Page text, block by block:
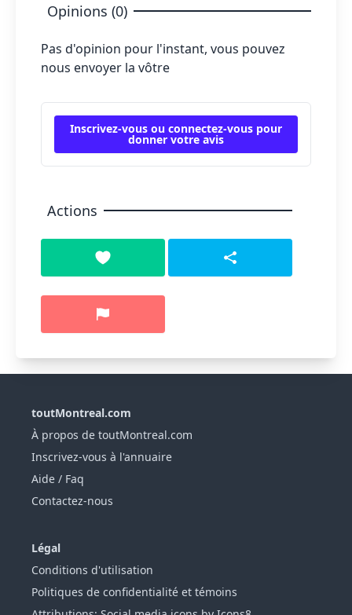
Opinions (0)
Pas d'opinion pour l'instant, vous pouvez
nous envoyer la vôtre
Inscrivez-vous ou connectez-vous pour
donner votre avis
Actions
toutMontreal.com
À propos de toutMontreal.com
Inscrivez-vous à l'annuaire
Aide / Faq
Contactez-nous
Légal
Conditions d'utilisation
Politiques de confidentialité et témoins